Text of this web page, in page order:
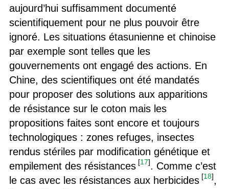
aujourd’hui suffisamment documenté
scientifiquement pour ne plus pouvoir être
ignoré. Les situations étasunienne et chinoise
par exemple sont telles que les
gouvernements ont engagé des actions. En
Chine, des scientifiques ont été mandatés
pour proposer des solutions aux apparitions
de résistance sur le coton mais les
propositions faites sont encore et toujours
technologiques : zones refuges, insectes
rendus stériles par modification génétique et
empilement des résistances [17]. Comme c’est
le cas avec les résistances aux herbicides [18],